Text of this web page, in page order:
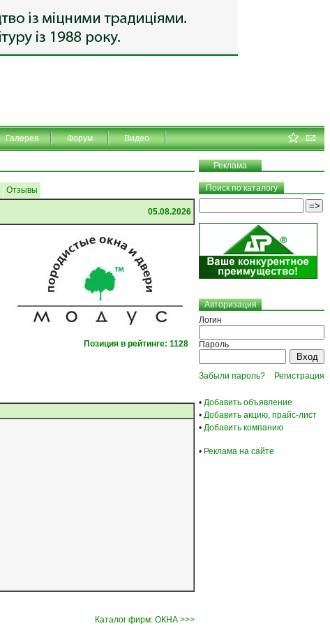
Галерея Форум Видео
Реклама
Отзывы
05.08.2026
Позиция в рейтинге: 1128
Поиск по каталогу
Авторизация
Логин
Пароль
Забыли пароль? Регистрация
• Добавить объявление
• Добавить акцию, прайс-лист
• Добавить компанию
• Реклама на сайте
Каталог фирм: ОКНА >>>